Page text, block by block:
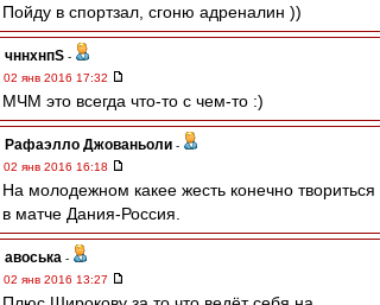
Пойду в спортзал, сгоню адреналин ))
чннхнпS -
02 янв 2016 17:32
МЧМ это всегда что-то с чем-то :)
Рафаэлло Джованьоли -
02 янв 2016 16:18
На молодежном какее жесть конечно твориться
в матче Дания-Россия.
авоська -
02 янв 2016 13:27